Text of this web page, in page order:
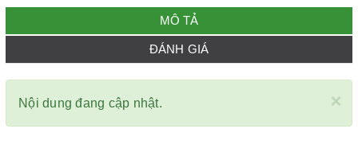
MÔ TẢ
ĐÁNH GIÁ
×
Nội dung đang cập nhật.